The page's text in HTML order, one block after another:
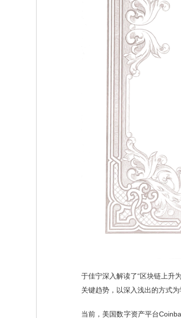
于佳宁深入解读了“区块链上升
关键趋势，以深入浅出的方式
当前，美国数字资产平台